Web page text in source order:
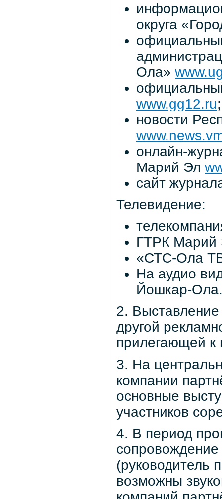
округа
Ола»
www.gg12.ru;
новости
онлайн-
Марий Эл
сайт
Телевидение:
ГТРК Марий
«СТС-Ола
На аудио
Йошкар-Ола.
2.
другой
прилегающей к
3. На
компании
основные
участников
4. В период
(руководитель
возможны